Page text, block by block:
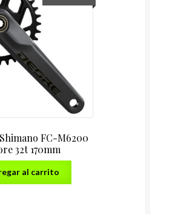
FC-M6200
32t 170mm
al carrito